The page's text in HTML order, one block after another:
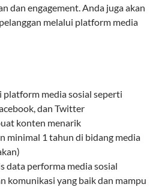
dan engagement. Anda juga akan
melalui platform media
platform media sosial seperti
dan Twitter
konten menarik
minimal 1 tahun di bidang media
data performa media sosial
komunikasi yang baik dan mampu